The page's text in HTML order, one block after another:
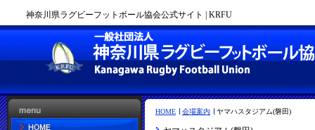
神奈川県ラグビーフットボール協会公式サイト | KRFU
HOME 会場案内 ヤマハスタジアム(磐田)